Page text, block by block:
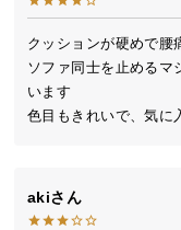
送
料
に
つ
い
大
型
クッションが硬めで腰
ソファ同士を止めるマ
います
色目もきれいで、気に
aki